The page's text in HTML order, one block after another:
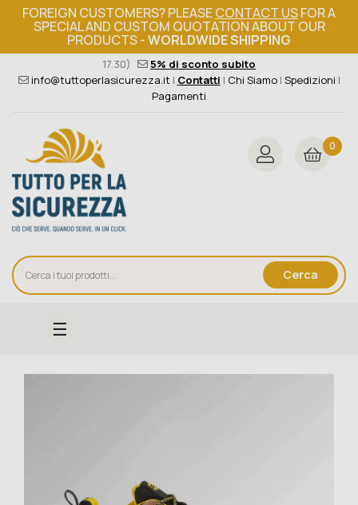
FOREIGN CUSTOMERS? PLEASECONTACT USFOR A
SPECIAL AND CUSTOM QUOTATION ABOUT OUR
PRODUCTS -WORLDWIDE SHIPPING
Ordine minimo 149€+iva 376 004 4000(Lun - Ven / 8.30 -
17.30)
5% di sconto subito
info@tuttoperlasicurezza.it | Contatti | Chi Siamo| Spedizioni |
Pagamenti
Cerca
0
navigazione
☰